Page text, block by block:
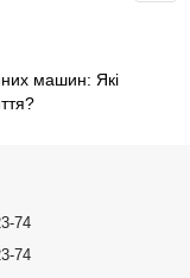
машин: Які
74
74